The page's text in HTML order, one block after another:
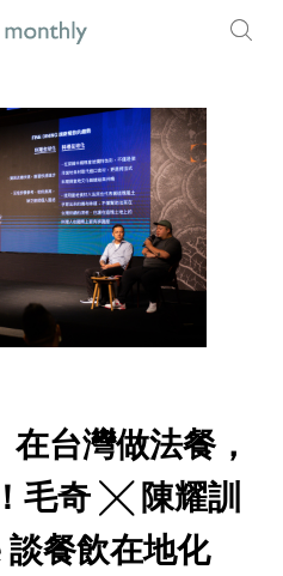
在台灣做法餐，
毛奇 ╳ 陳耀訓
餐飲在地化